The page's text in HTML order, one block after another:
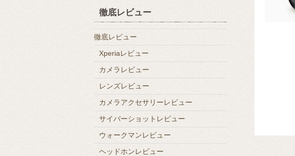
徹底レビュー
徹底レビュー
Xperiaレビュー
カメラレビュー
レンズレビュー
カメラアクセサリーレビュー
サイバーショットレビュー
ウォークマンレビュー
ヘッドホンレビュー